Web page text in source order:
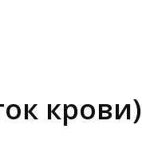
крови)